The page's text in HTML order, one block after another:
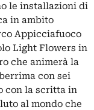
le installazioni di
in ambito
Appicciafuoco
Light Flowers in
che animerà la
con sei
con la scritta in
al mondo che